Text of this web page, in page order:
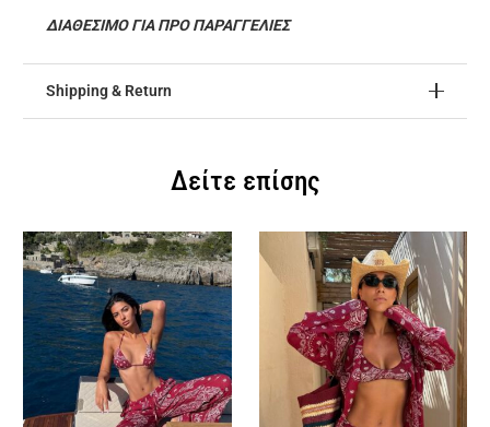
ΔΙΑΘΕΣΙΜΟ ΓΙΑ ΠΡΟ ΠΑΡΑΓΓΕΛΙΕΣ
Shipping & Return
Δείτε επίσης